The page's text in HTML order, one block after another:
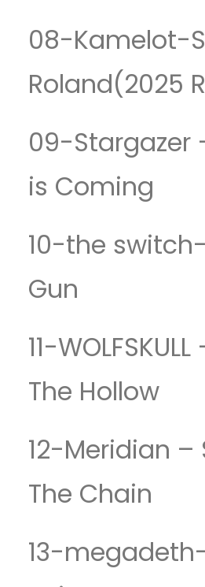
08-Kamelot-
Roland(2025
09-Stargazer
is Coming
10-the
Gun
11-
The Hollow
12-Meridian –
The Chain
13-